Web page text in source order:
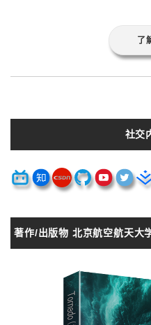
了
社交
著作/出版物 北京航空航天